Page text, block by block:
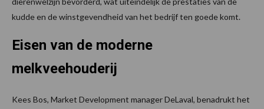
kudde en de winstgevendheid van het bedrijf ten goede komt.
Eisen van de moderne
melkveehouderij
Kees Bos, Market Development manager DeLaval, benadrukt het